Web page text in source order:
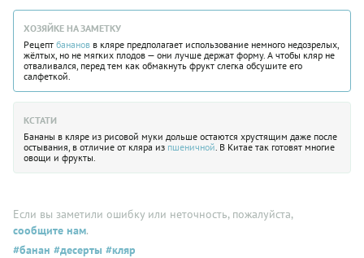
ХОЗЯЙКЕ НА ЗАМЕТКУ
Рецепт бананов в кляре предполагает использование немного недозрелых,
жёлтых, но не мягких плодов — они лучше держат форму. А чтобы кляр не
отваливался, перед тем как обмакнуть фрукт слегка обсушите его
салфеткой.
КСТАТИ
Бананы в кляре из рисовой муки дольше остаются хрустящим даже после
остывания, в отличие от кляра из пшеничной . В Китае так готовят многие
овощи и фрукты.
Если вы заметили ошибку или неточность, пожалуйста,
сообщите нам.
#банан #десерты #кляр